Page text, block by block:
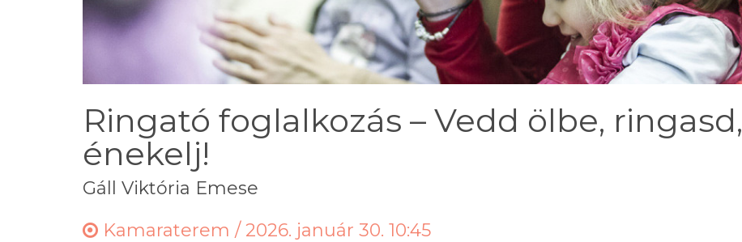
Ringató foglalkozás – Vedd ölbe, ringasd,
énekelj!
Gáll Viktória Emese
Kamaraterem / 2026. január 30. 10:45